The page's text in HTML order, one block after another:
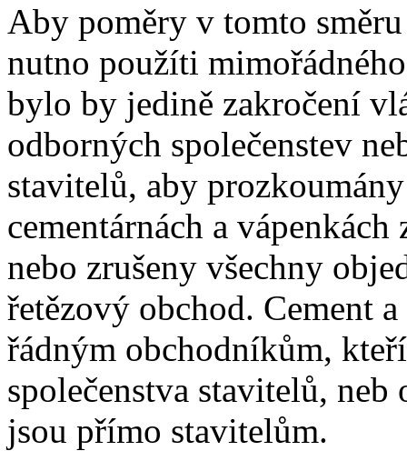
Aby poměry v tomto
nutno použíti
bylo by jedině zakročení
odborných společenstev
stavitelů, aby
cementárnách a
nebo zrušeny všechny
řetězový obchod. Cement
řádným obchodníkům,
společenstva stavitelů,
jsou přímo stavitelům.